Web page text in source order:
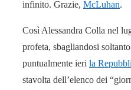
infinito. Grazie, McLuhan.
Così Alessandra Colla nel
profeta, sbagliandosi
puntualmente ieri la
stavolta dell’elenco dei